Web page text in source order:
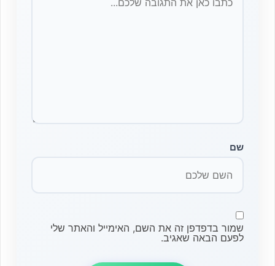
שם
שמור בדפדפן זה את השם, האימייל והאתר שלי
לפעם הבאה שאגיב.